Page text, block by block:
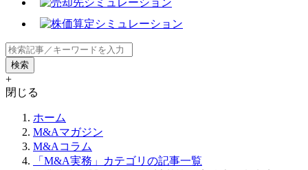
+
閉じる
ホーム
M&Aマガジン
M&Aコラム
「M&A実務」カテゴリの記事一覧